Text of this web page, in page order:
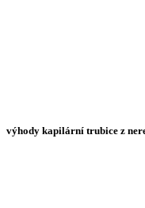
výhody kapilární trubice z